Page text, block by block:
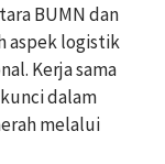
BUMN dan
aspek logistik
Kerja sama
dalam
melalui